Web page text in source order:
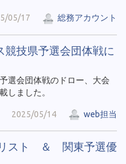
05/17 総務アカウント
競技県予選会団体戦に
選会団体戦のドロー、大会
しました。
2025/05/14 web担当
リスト ＆ 関東予選優